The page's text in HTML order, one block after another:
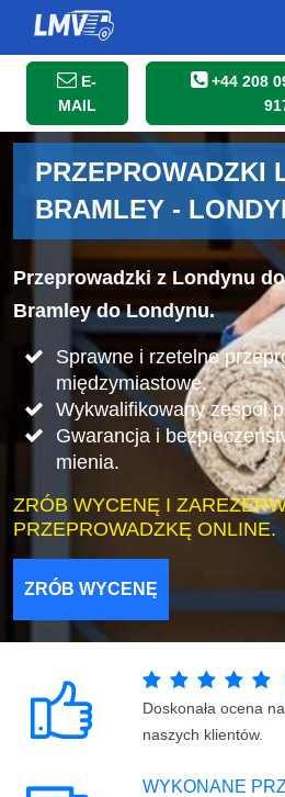
E-
MAIL
+44 208
PRZEPROWADZKI
BRAMLEY -
Przeprowadzki z Londynu
Bramley do Londynu.
Sprawne i rzetelne
międzymiastowe.
Wykwalifikowany zespół
Gwarancja i
mienia.
ZRÓB WYCENĘ I
PRZEPROWADZKĘ ONLINE.
ZRÓB WYCENĘ
Doskonała ocena
naszych klientów.
WYKONANE